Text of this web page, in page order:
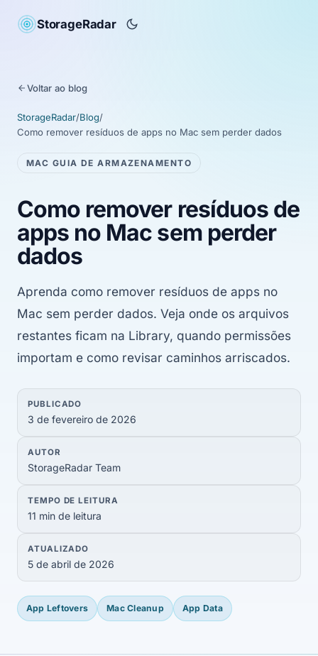
StorageRadar
Voltar ao blog
StorageRadar/Blog/
Como remover resíduos de apps no Mac sem perder dados
MAC GUIA DE ARMAZENAMENTO
Como remover resíduos de
apps no Mac sem perder
dados
Aprenda como remover resíduos de apps no
Mac sem perder dados. Veja onde os arquivos
restantes ficam na Library, quando permissões
importam e como revisar caminhos arriscados.
PUBLICADO
3 de fevereiro de 2026
AUTOR
StorageRadar Team
TEMPO DE LEITURA
11 min de leitura
ATUALIZADO
5 de abril de 2026
App Leftovers Mac Cleanup App Data